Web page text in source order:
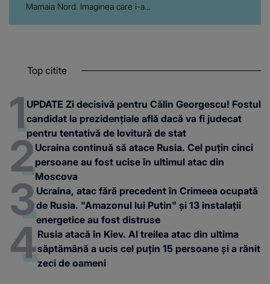
Mamaia Nord. Imaginea care i-a...
Top citite
UPDATE Zi decisivă pentru Călin Georgescu! Fostul
candidat la prezidențiale află dacă va fi judecat
pentru tentativă de lovitură de stat
Ucraina continuă să atace Rusia. Cel puțin cinci
persoane au fost ucise în ultimul atac din
Moscova
Ucraina, atac fără precedent în Crimeea ocupată
de Rusia. "Amazonul lui Putin" și 13 instalații
energetice au fost distruse
Rusia atacă în Kiev. Al treilea atac din ultima
săptămână a ucis cel puțin 15 persoane și a rănit
zeci de oameni